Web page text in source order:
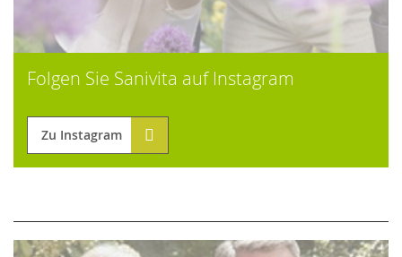
Folgen Sie Sanivita auf Instagram
Zu Instagram